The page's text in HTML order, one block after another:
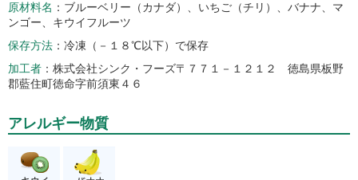
原材料名
ブルーベリー（カナダ）、いちご（チリ）、バナナ、マ
ンゴー、キウイフルーツ
保存方法
冷凍（－１８℃以下）で保存
加工者
株式会社シンク・フーズ〒７７１－１２１２ 徳島県板野
郡藍住町徳命字前須東４６
アレルギー物質